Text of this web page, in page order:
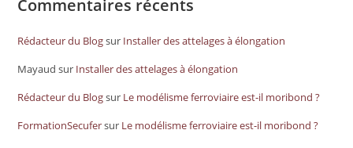
Commentaires récents
Rédacteur du Blogsur Installer des attelages à élongation
Mayaud sur Installer des attelages à élongation
Rédacteur du Blogsur Le modélisme ferroviaire est-il moribond ?
FormationSecufersur Le modélisme ferroviaire est-il moribond ?